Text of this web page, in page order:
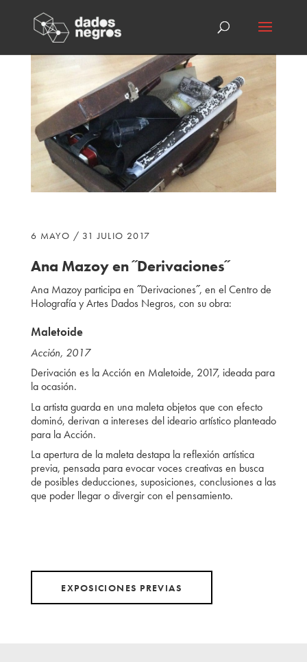
6 MAYO / 31 JULIO 2017
Ana Mazoyen ˝Derivaciones˝
Ana Mazoyparticipa en ˝Derivaciones˝, en el Centro de
Holografía y Artes Dados Negros, con su obra:
Maletoide
Acción, 2017
Derivación es la Acción en Maletoide, 2017, ideada para
la ocasión.
La artista guarda en una maleta objetos que con efecto
dominó, derivan a intereses del ideario artístico planteado
para la Acción.
La apertura de la maleta destapa la reflexión artística
previa, pensada para evocar voces creativas en busca
de posibles deducciones, suposiciones, conclusiones a las
que poder llegar o divergir con el pensamiento.
EXPOSICIONES PREVIAS